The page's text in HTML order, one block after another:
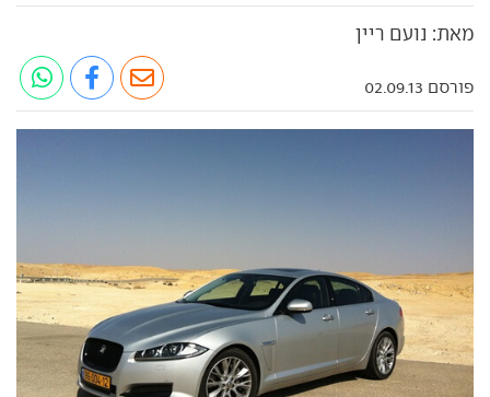
מאת: נועם ריין
פורסם 02.09.13